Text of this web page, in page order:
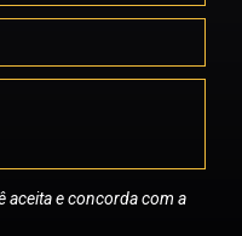
aceita e concorda com a